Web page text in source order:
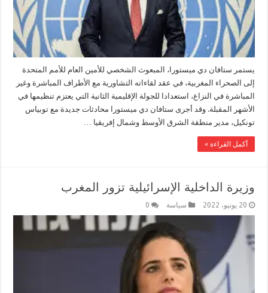
يستمر ستافان دي ميستورا، المبعوث الشخصي للأمين العام للأمم المتحدة
إلى الصحراء المغربية، في عقد لقاءاته التشاورية مع الأطراف المباشرة وغير
المباشرة في النزاع، استعدادا للجولة الإقليمية الثانية التي يعتزم تنظيمها في
الأشهر المقبلة. وقد أجرى ستافان دي ميستورا محادثات جديدة مع توبياس
تونكيل، مدير منطقة الشرق الأوسط وشمال إفريقيا …
أكمل القراءة »
وزيرة الداخلية الإسرائيلية تزور المغرب
20 يونيو، 2022 سياسة 0